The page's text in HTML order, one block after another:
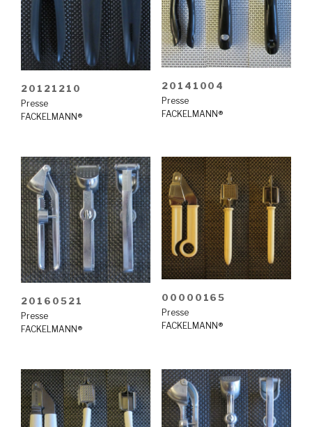
20121210
Presse
FACKELMANN®
20141004
Presse
FACKELMANN®
20160521
Presse
FACKELMANN®
00000165
Presse
FACKELMANN®